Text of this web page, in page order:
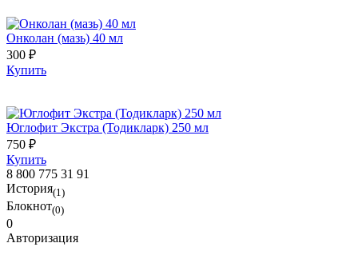
Онколан (мазь) 40 мл
300 ₽
Купить
Юглофит Экстра (Тодикларк) 250 мл
750 ₽
Купить
8 800 775 31 91
История(1)
Блокнот(0)
0
Авторизация